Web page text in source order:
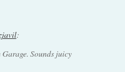
:
Sounds juicy